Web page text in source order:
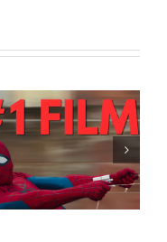
Najuspešnije otvaranje
studijskog filma u Srbiji:
Spajdermen: Novi dan
oborio rekord već prvog
vikenda